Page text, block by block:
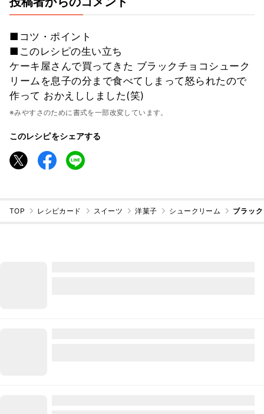
■コツ・ポイント
■このレシピの生い立ち
ケーキ屋さんで買ってきた ブラックチョコシューク
リームを息子の分まで食べてしまって怒られたので
作って おかえししました(笑)
※みやすさのために書式を一部改変しています。
このレシピをシェアする
TOP レシピカード スイーツ 洋菓子 シュークリーム ブラッ